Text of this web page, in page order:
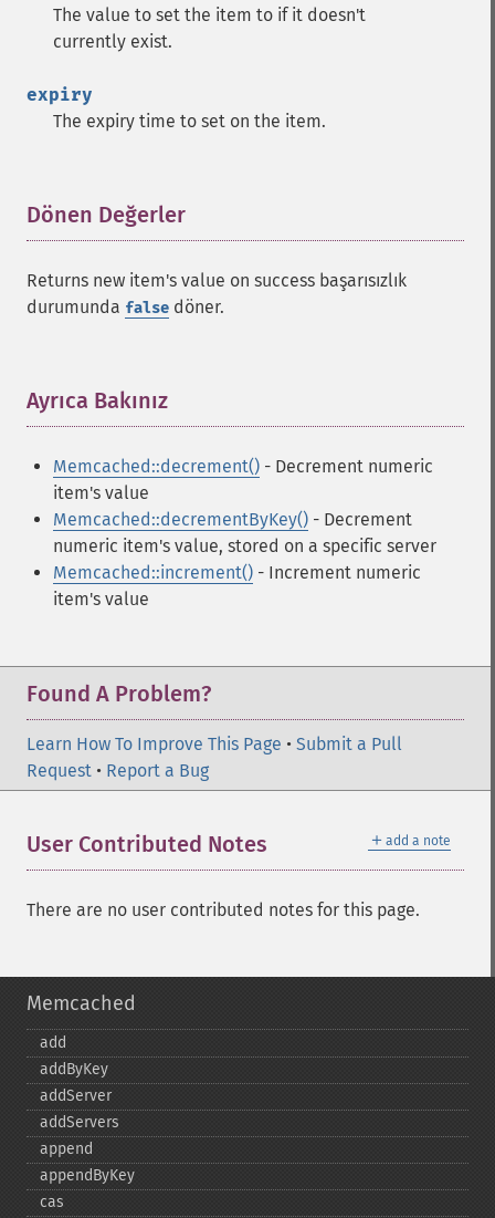
The value to set the item to if it doesn't
currently exist.
expiry
The expiry time to set on the item.
Dönen Değerler
Returns new item's value on success başarısızlık
durumunda false döner.
Ayrıca Bakınız
Memcached::decrement() - Decrement numeric
item's value
Memcached::decrementByKey() - Decrement
numeric item's value, stored on a specific server
Memcached::increment() - Increment numeric
item's value
Found A Problem?
Learn How To Improve This Page • Submit a Pull
Request • Report a Bug
＋ add a note
User Contributed Notes
There are no user contributed notes for this page.
Memcached
add
addByKey
addServer
addServers
append
appendByKey
cas